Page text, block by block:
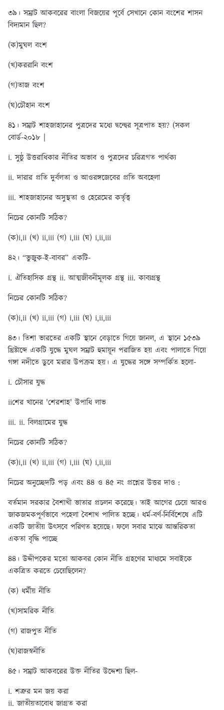
৩৯। সম্রাট আকবরের বাংলা বিজয়ের পূর্বে সেখানে কোন বংশের শাসন
বিদ্যমান ছিল?
(ক)মুঘল বংশ
(খ)কররানি বংশ
(গ)তাজ বংশ
(ঘ)চৌহান বংশ
৪১। সম্রাট শাহজাহানের পুত্রদের মধ্যে দ্বন্দ্বের সূত্রপাত হয়? (সকল
বোর্ড-২০১৮ |
i. সুষ্ঠু উত্তরাধিকার নীতির অভাব ও পুত্রদের চরিত্রগত পার্থক্য
ii. দারার প্রতি দুর্বলতা ও আওরঙ্গজেবের প্রতি অবহেলা
iii. শাহজাহানের অসুস্থতা ও হেরেমের কর্তৃত্ব
নিচের কোনটি সঠিক?
(ক)i,ii (খ) ii,iii (গ) i,iii (ঘ) i,ii,iii
৪২। “ভুজুক-ই-বাবর” একটি-
i. ঐতিহাসিক গ্রন্থ ii. আত্মজীবনীমূলক গ্রন্থ iii. কাব্যগ্রন্থ
নিচের কোনটি সঠিক?
(ক)i,ii (খ) ii,iii (গ) i,iii (ঘ) i,ii,iii
৪৩। তিশা ভারতের একটি স্থানে বেড়াতে গিয়ে জানল, এ স্থানে ১৫৩৯
খ্রিষ্টাব্দে একটি যুদ্ধে মুঘল সম্রাট হুমায়ূন পরাজিত হয় এবং পালাতে গিয়ে
গঙ্গা নদীতে ডুবে মরার উপক্রম হয়। এ যুদ্ধের সঙ্গে সম্পর্কিত হলো-
i. চৌসার যুদ্ধ
iiশের খানের 'শেরশাহ' উপাধি লাভ
iii. ii. বিলগ্রামের যুদ্ধ
নিচের কোনটি সঠিক?
(ক)i,ii (খ) ii,iii (গ) i,iii (ঘ) i,ii,iii
নিচের অনুচ্ছেদটি পড় এবং ৪৪ ও ৪৫ নং প্রশ্নের উত্তর দাও :
বর্তমান সরকার বৈশাখী ভাতার প্রচলন করেছে। তাই আগের চেয়ে আরও
জাকজমকপূর্ণভাবে পহেলা বৈশাখ পালিত হচ্ছে। ধর্ম-বর্ণ-নির্বিশেষে এটি
একটি জাতীয় উৎসবে পরিণত হয়েছে। ফলে সবার মাঝে আন্তরিকতা
একতা বৃদ্ধি পাচ্ছে
৪৪। উদ্দীপকের মতো আকবর কোন নীতি গ্রহণের মাধ্যমে সবাইকে
একত্রিত করতে চেয়েছিলেন?
(ক) ধর্মীয় নীতি
(খ)সামরিক নীতি
(গ) রাজপুত নীতি
(ঘ)রাজস্বনীতি
৪৫। সম্রাট আকবরের উক্ত নীতির উদ্দেশ্য ছিল-
i. শত্রুর মন জয় করা
ii. জাতীয়তাবোধ জাগ্রত করা